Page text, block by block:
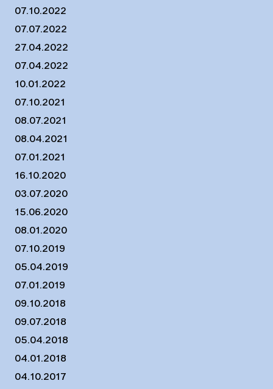
07.10.2022
07.07.2022
27.04.2022
07.04.2022
10.01.2022
07.10.2021
08.07.2021
08.04.2021
07.01.2021
16.10.2020
03.07.2020
15.06.2020
08.01.2020
07.10.2019
05.04.2019
07.01.2019
09.10.2018
09.07.2018
05.04.2018
04.01.2018
04.10.2017